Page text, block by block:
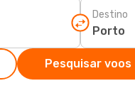
Destino
Pesquisar voos